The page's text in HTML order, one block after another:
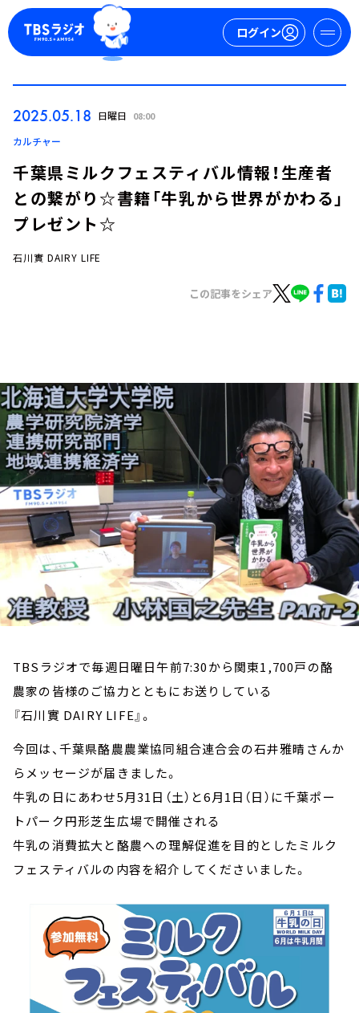
ログイン
イベント・グッズ
YouTube
会社情報
2025.05.18 日曜日 08:00
カルチャー
千葉県ミルクフェスティバル情報！生産者
との繋がり☆書籍「牛乳から世界がかわる」
プレゼント☆
石川實 DAIRY LIFE
この記事をシェア
TBSラジオで毎週日曜日午前7:30から関東1,700戸の酪
農家の皆様のご協力とともにお送りしている
『石川實 DAIRY LIFE』。
今回は、千葉県酪農農業協同組合連合会の石井雅晴さんか
らメッセージが届きました。
牛乳の日にあわせ5月31日（土）と6月1日（日）に千葉ポー
トパーク円形芝生広場で開催される
牛乳の消費拡大と酪農への理解促進を目的としたミルク
フェスティバルの内容を紹介してくださいました。